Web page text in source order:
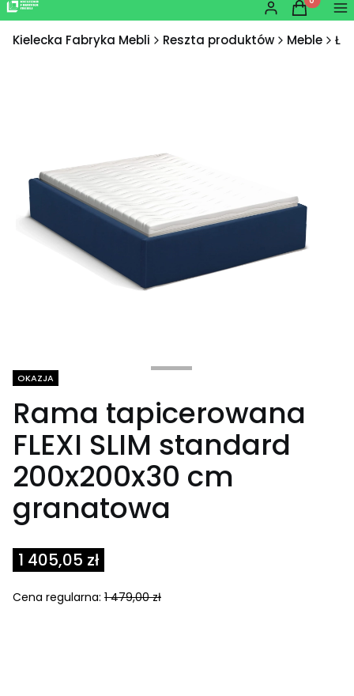
Zaloguj się
Produkty
Koszyk
Kielecka Fabryka Mebli Reszta produktów Meble
Tagi produktu
OKAZJA
Rama tapicerowana
FLEXI SLIM standard
200x200x30 cm
granatowa
1 405,05 zł
Cena regularna: 1 479,00 zł